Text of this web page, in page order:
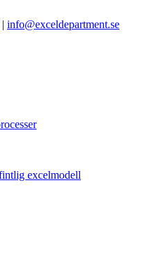
| info@exceldepartment.se
excelmodell